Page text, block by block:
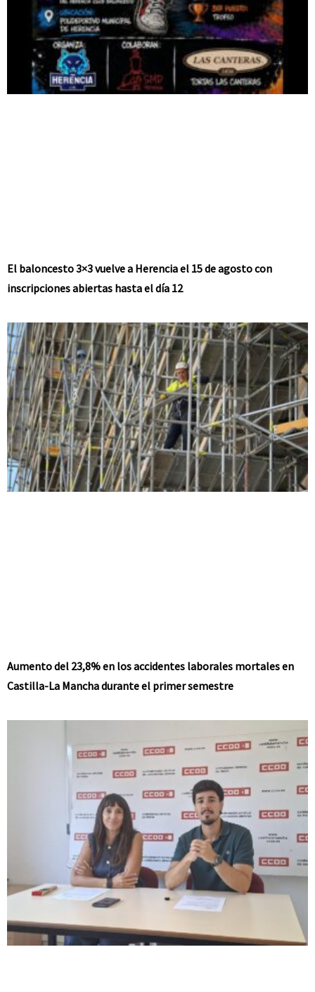
El baloncesto 3×3 vuelve a Herencia el 15 de agosto con
inscripciones abiertas hasta el día 12
Aumento del 23,8% en los accidentes laborales mortales en
Castilla-La Mancha durante el primer semestre